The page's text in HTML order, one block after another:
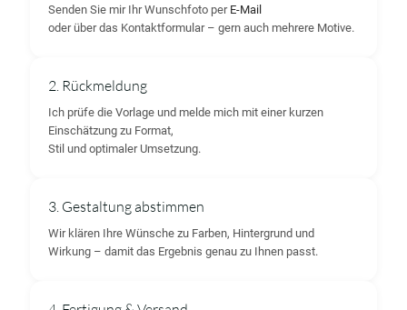
Senden Sie mir Ihr Wunschfoto per E-Mail
oder über das Kontaktformular – gern auch mehrere Motive.
2. Rückmeldung
Ich prüfe die Vorlage und melde mich mit einer kurzen
Einschätzung zu Format,
Stil und optimaler Umsetzung.
3. Gestaltung abstimmen
Wir klären Ihre Wünsche zu Farben, Hintergrund und
Wirkung – damit das Ergebnis genau zu Ihnen passt.